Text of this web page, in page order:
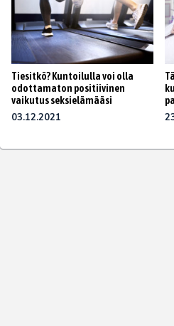
Tiesitkö? Kuntoilulla voi olla
odottamaton positiivinen
vaikutus seksielämääsi
03.12.2021